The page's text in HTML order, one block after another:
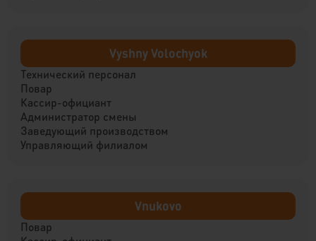
Vyshny Volochyok
Технический персонал
Повар
Кассир-официант
Администратор смены
Заведующий производством
Управляющий филиалом
Vnukovo
Повар